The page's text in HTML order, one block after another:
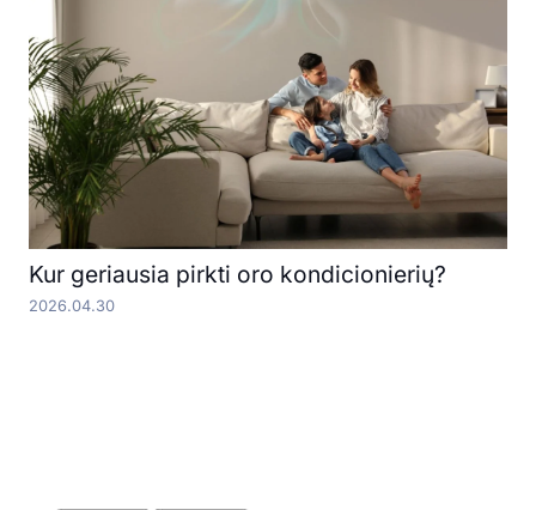
Kur geriausia pirkti oro kondicionierių?
2026.04.30